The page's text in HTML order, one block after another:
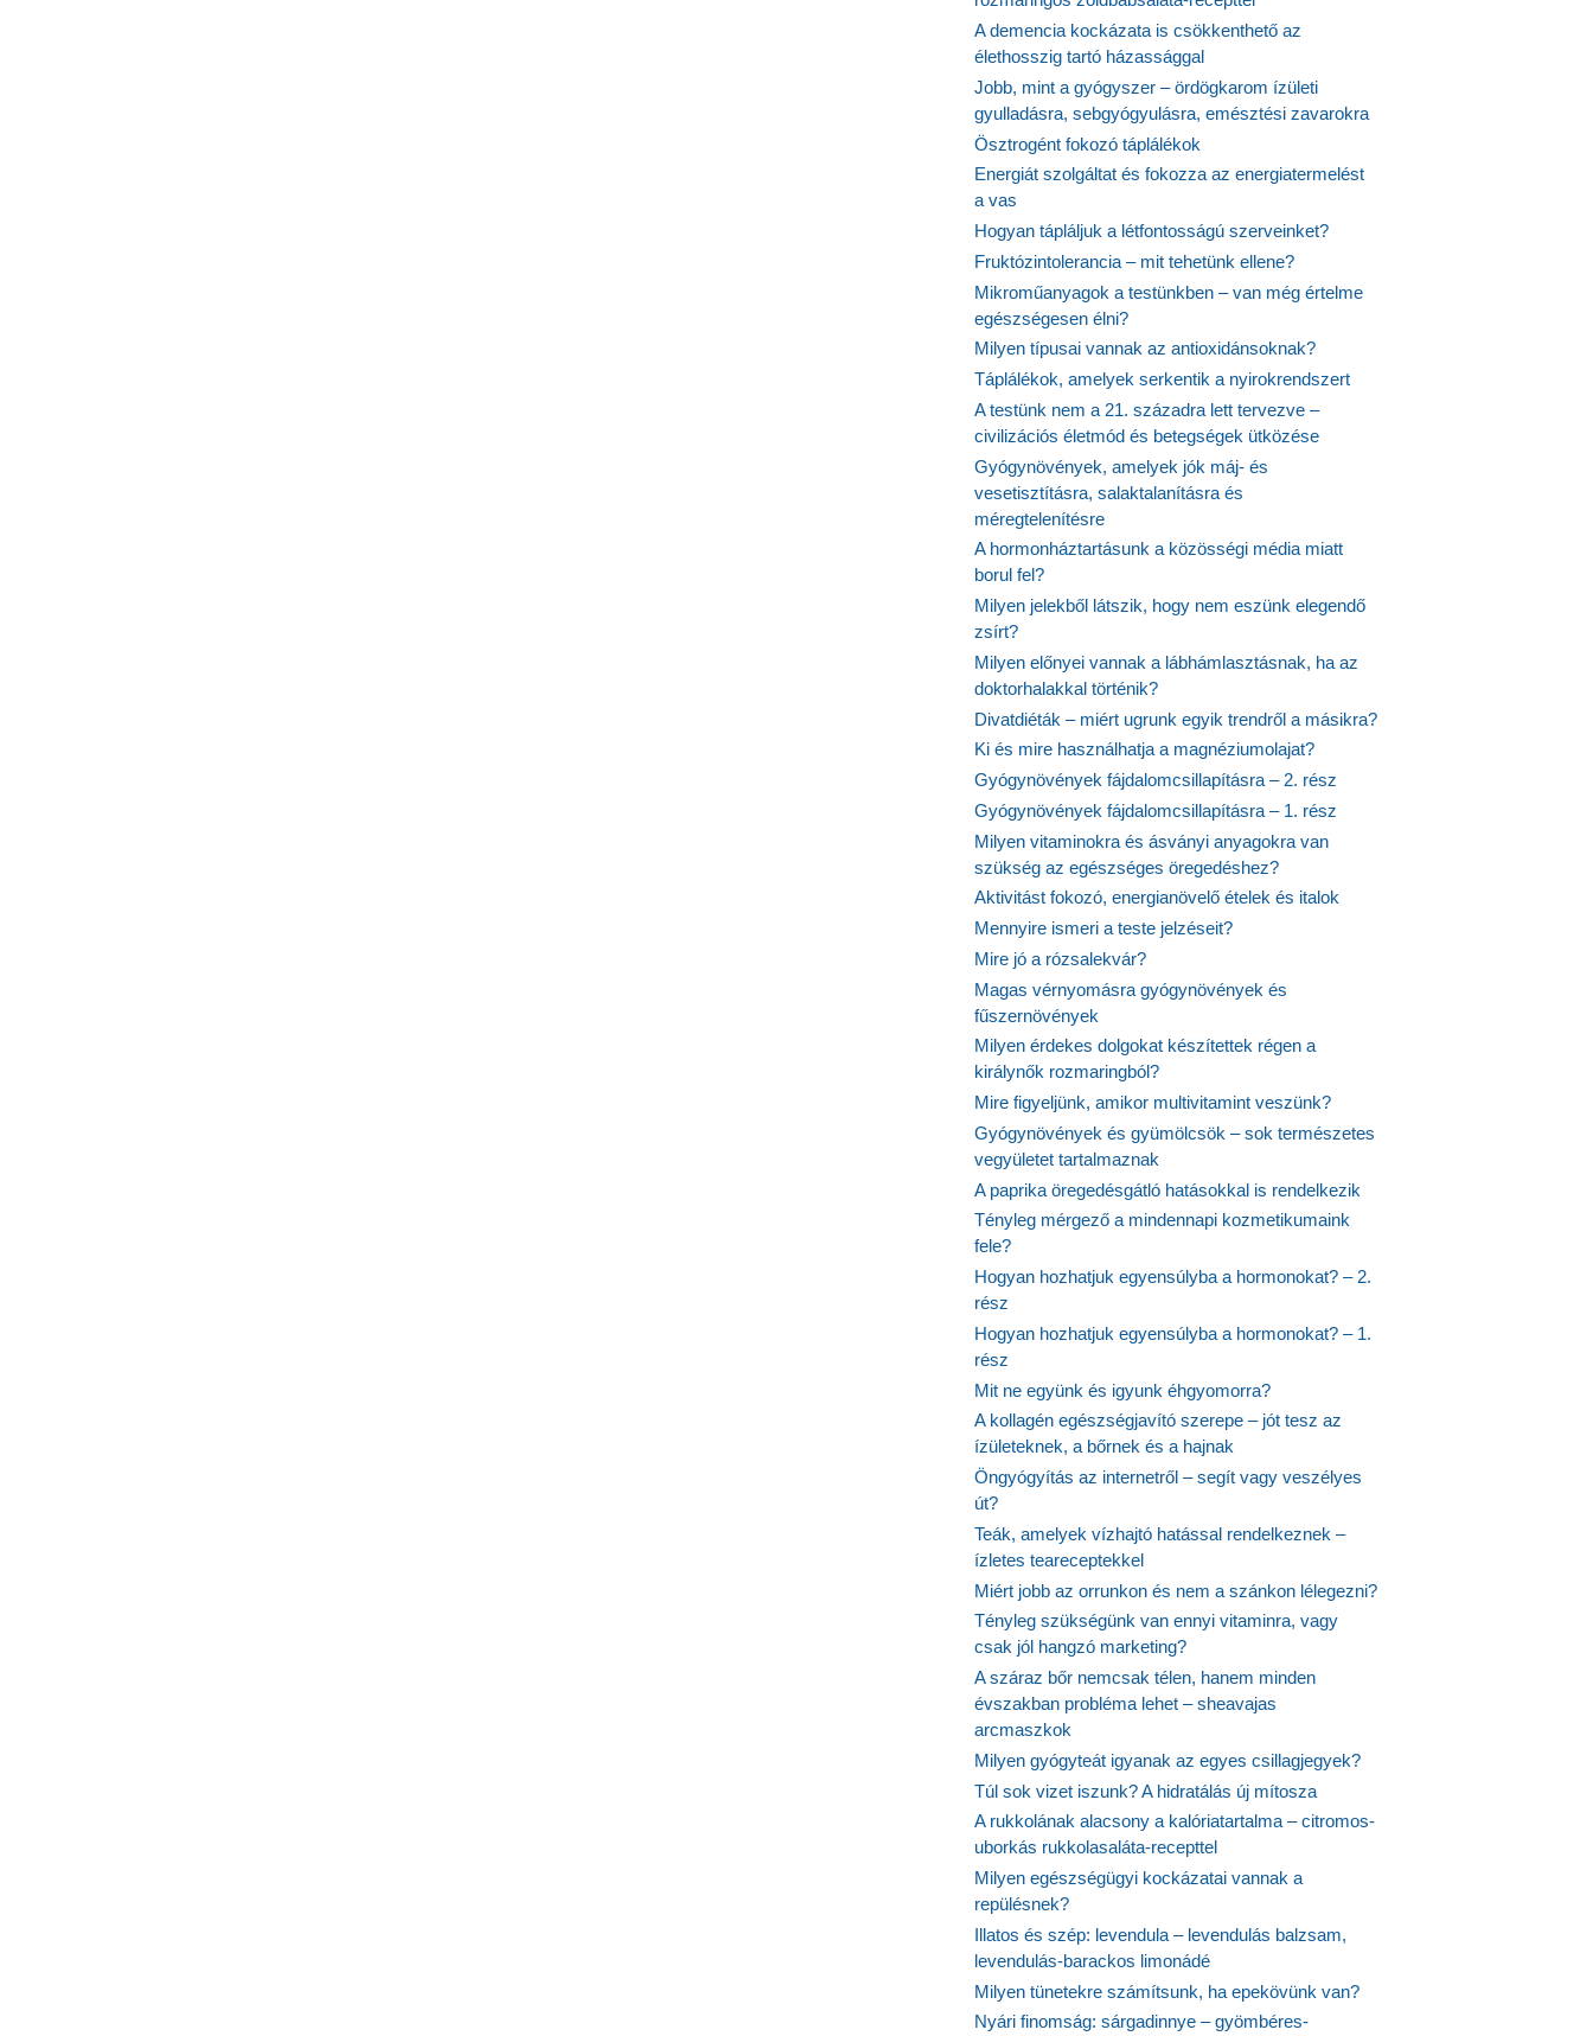
A demencia kockázata is csökkenthető az
élethosszig tartó házassággal
Jobb, mint a gyógyszer – ördögkarom ízületi
gyulladásra, sebgyógyulásra, emésztési zavarokra
Ösztrogént fokozó táplálékok
Energiát szolgáltat és fokozza az energiatermelést
a vas
Hogyan tápláljuk a létfontosságú szerveinket?
Fruktózintolerancia – mit tehetünk ellene?
Mikroműanyagok a testünkben – van még értelme
egészségesen élni?
Milyen típusai vannak az antioxidánsoknak?
Táplálékok, amelyek serkentik a nyirokrendszert
A testünk nem a 21. századra lett tervezve –
civilizációs életmód és betegségek ütközése
Gyógynövények, amelyek jók máj- és
vesetisztításra, salaktalanításra és
méregtelenítésre
A hormonháztartásunk a közösségi média miatt
borul fel?
Milyen jelekből látszik, hogy nem eszünk elegendő
zsírt?
Milyen előnyei vannak a lábhámlasztásnak, ha az
doktorhalakkal történik?
Divatdiéták – miért ugrunk egyik trendről a másikra?
Ki és mire használhatja a magnéziumolajat?
Gyógynövények fájdalomcsillapításra – 2. rész
Gyógynövények fájdalomcsillapításra – 1. rész
Milyen vitaminokra és ásványi anyagokra van
szükség az egészséges öregedéshez?
Aktivitást fokozó, energianövelő ételek és italok
Mennyire ismeri a teste jelzéseit?
Mire jó a rózsalekvár?
Magas vérnyomásra gyógynövények és
fűszernövények
Milyen érdekes dolgokat készítettek régen a
királynők rozmaringból?
Mire figyeljünk, amikor multivitamint veszünk?
Gyógynövények és gyümölcsök – sok természetes
vegyületet tartalmaznak
A paprika öregedésgátló hatásokkal is rendelkezik
Tényleg mérgező a mindennapi kozmetikumaink
fele?
Hogyan hozhatjuk egyensúlyba a hormonokat? – 2.
rész
Hogyan hozhatjuk egyensúlyba a hormonokat? – 1.
rész
Mit ne együnk és igyunk éhgyomorra?
A kollagén egészségjavító szerepe – jót tesz az
ízületeknek, a bőrnek és a hajnak
Öngyógyítás az internetről – segít vagy veszélyes
út?
Teák, amelyek vízhajtó hatással rendelkeznek –
ízletes teareceptekkel
Miért jobb az orrunkon és nem a szánkon lélegezni?
Tényleg szükségünk van ennyi vitaminra, vagy
csak jól hangzó marketing?
A száraz bőr nemcsak télen, hanem minden
évszakban probléma lehet – sheavajas
arcmaszkok
Milyen gyógyteát igyanak az egyes csillagjegyek?
Túl sok vizet iszunk? A hidratálás új mítosza
A rukkolának alacsony a kalóriatartalma – citromos-
uborkás rukkolasaláta-recepttel
Milyen egészségügyi kockázatai vannak a
repülésnek?
Illatos és szép: levendula – levendulás balzsam,
levendulás-barackos limonádé
Milyen tünetekre számítsunk, ha epekövünk van?
Nyári finomság: sárgadinnye – gyömbéres-